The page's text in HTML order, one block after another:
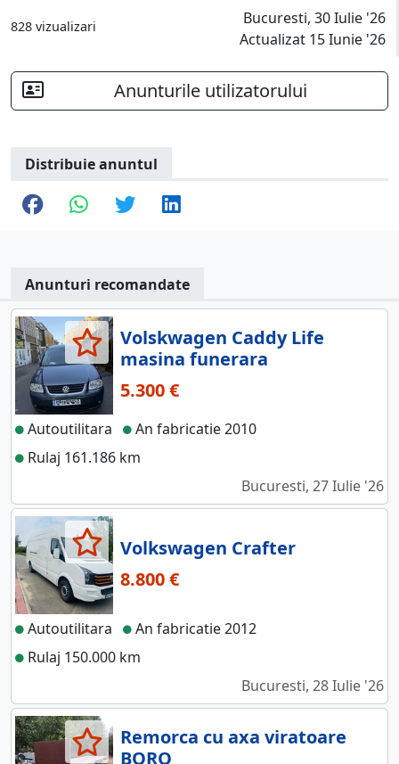
828 vizualizari
Bucuresti, 30 Iulie '26
Actualizat 15 Iunie '26
Anunturile utilizatorului
Distribuie anuntul
Anunturi recomandate
Volskwagen Caddy Life
masina funerara
5.300 €
Autoutilitara
An fabricatie 2010
Rulaj 161.186 km
Bucuresti, 27 Iulie '26
Volkswagen Crafter
8.800 €
Autoutilitara
An fabricatie 2012
Rulaj 150.000 km
Bucuresti, 28 Iulie '26
Remorca cu axa viratoare
BORO